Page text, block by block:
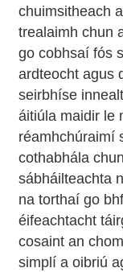
chuimsitheach
trealaimh chun
go cobhsaí fós
ardteocht agus
seirbhíse
áitiúla maidir le
réamhchúraimí
cothabhála
sábháilteachta
na torthaí go
éifeachtacht
cosaint an
simplí a oibriú